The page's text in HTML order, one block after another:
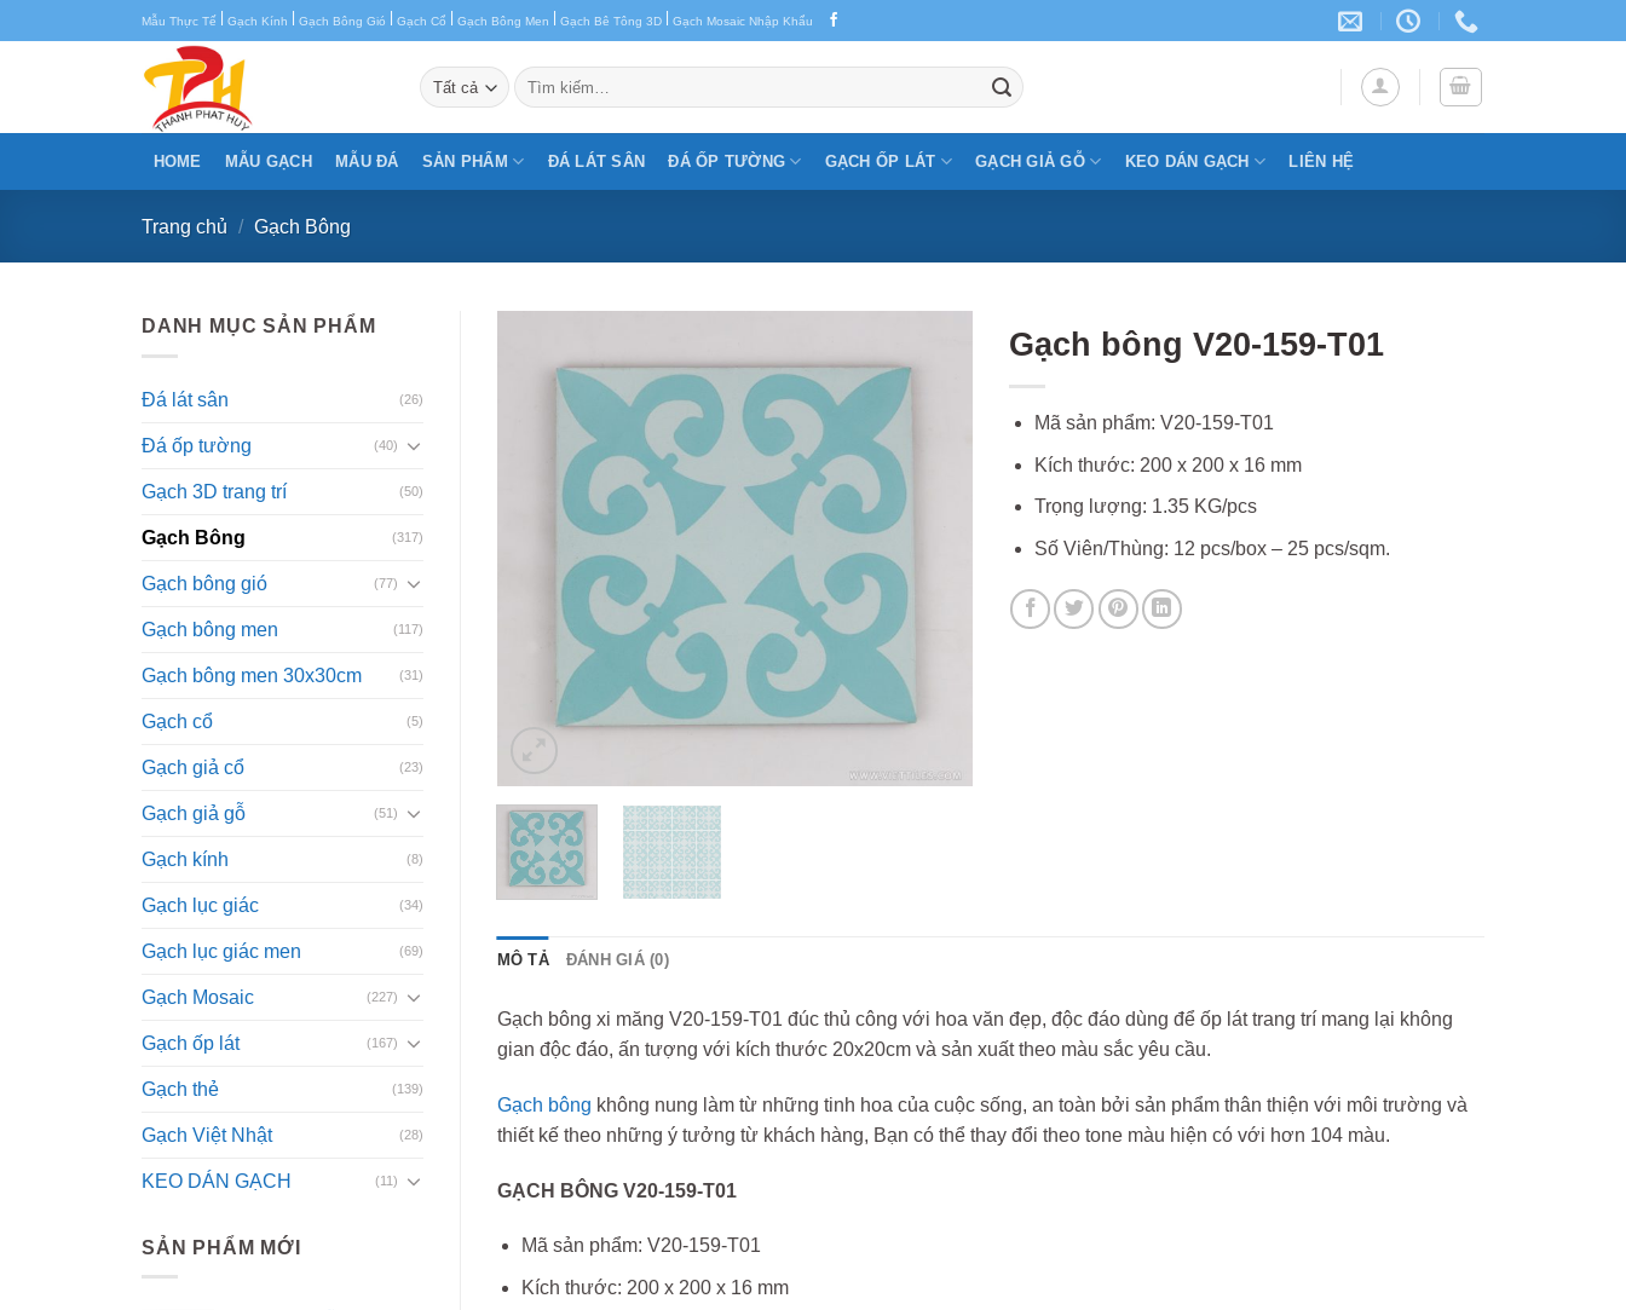
đến
Mẫu Thực Tế | Gạch Kính | Gạch Bông Gió | Gạch Cổ | Gạch Bông Men | Gạch Bê Tông 3D | Gạch Mosaic Nhập Khẩu
Tìm
kiếm:
HOME MẪU GẠCH MẪU ĐÁ SẢN PHẨM ĐÁ LÁT SÂN ĐÁ ỐP TƯỜNG GẠCH ỐP LÁT GẠCH GIẢ GỖ KEO DÁN GẠCH LIÊN HỆ
Trang chủ / Gạch Bông
DANH MỤC SẢN PHẨM
Đá lát sân (26)
Đá ốp tường (40)
Gạch 3D trang trí (50)
Gạch Bông (317)
Gạch bông gió (77)
Gạch bông men (117)
Gạch bông men 30x30cm (31)
Gạch cổ (5)
Gạch giả cổ (23)
Gạch giả gỗ (51)
Gạch kính (8)
Gạch lục giác (34)
Gạch lục giác men (69)
Gạch Mosaic (227)
Gạch ốp lát (167)
Gạch thẻ (139)
Gạch Việt Nhật (28)
KEO DÁN GẠCH (11)
SẢN PHẨM MỚI
Gạch bông V20-159-T01
Mã sản phẩm: V20-159-T01
Kích thước: 200 x 200 x 16 mm
Trọng lượng: 1.35 KG/pcs
Số Viên/Thùng: 12 pcs/box – 25 pcs/sqm.
MÔ TẢ ĐÁNH GIÁ (0)
Gạch bông xi măng V20-159-T01 đúc thủ công với hoa văn đẹp, độc đáo dùng để ốp lát trang trí mang lại không
gian độc đáo, ấn tượng với kích thước 20x20cm và sản xuất theo màu sắc yêu cầu.
Gạch bông không nung làm từ những tinh hoa của cuộc sống, an toàn bởi sản phẩm thân thiện với môi trường và
thiết kế theo những ý tưởng từ khách hàng, Bạn có thể thay đổi theo tone màu hiện có với hơn 104 màu.
GẠCH BÔNG V20-159-T01
Mã sản phẩm: V20-159-T01
Kích thước: 200 x 200 x 16 mm